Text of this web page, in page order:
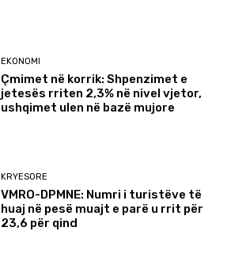
EKONOMI
Çmimet në korrik: Shpenzimet e
jetesës rriten 2,3% në nivel vjetor,
ushqimet ulen në bazë mujore
KRYESORE
VMRO-DPMNE: Numri i turistëve të
huaj në pesë muajt e parë u rrit për
23,6 për qind